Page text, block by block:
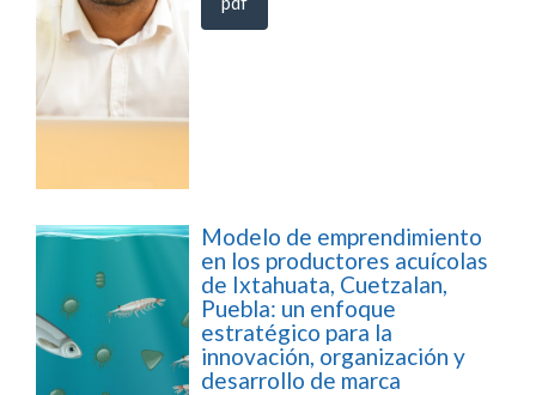
Modelo de emprendimiento
en los productores acuícolas
de Ixtahuata, Cuetzalan,
Puebla: un enfoque
estratégico para la
innovación, organización y
desarrollo de marca